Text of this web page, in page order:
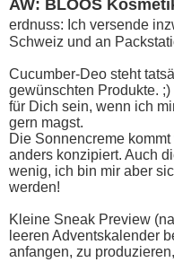
AW: BLOOS
erdnuss: Ich versende
Schweiz und an
Cucumber-Deo steht
gewünschten Produkte.
für Dich sein, wenn ich
gern magst.
Die Sonnencreme
anders konzipiert. Auch
wenig, ich bin mir aber
werden!
Kleine Sneak Preview
leeren Adventskalender
anfangen, zu